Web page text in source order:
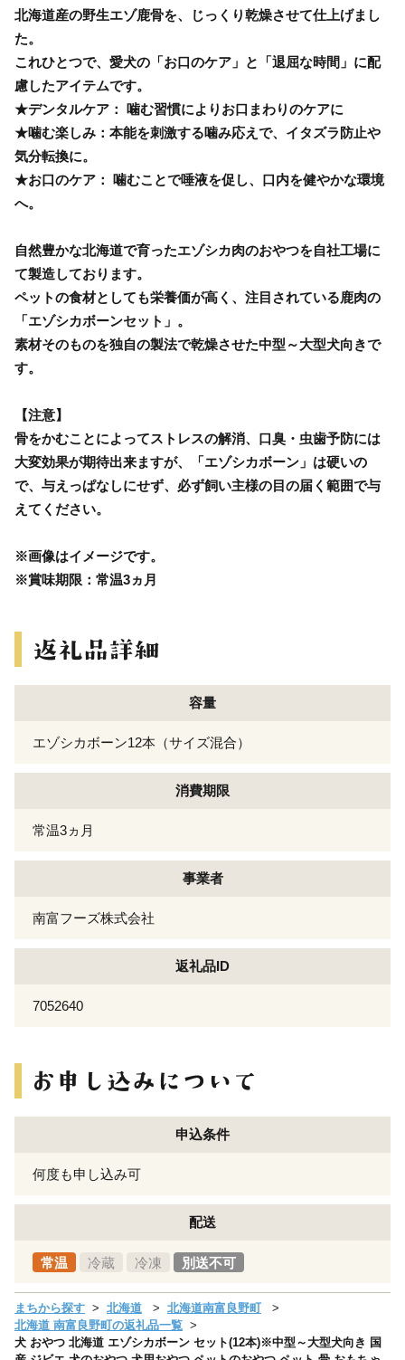
北海道産の野生エゾ鹿骨を、じっくり乾燥させて仕上げまし
た。
これひとつで、愛犬の「お口のケア」と「退屈な時間」に配
慮したアイテムです。
★デンタルケア： 噛む習慣によりお口まわりのケアに
★噛む楽しみ：本能を刺激する噛み応えで、イタズラ防止や
気分転換に。
★お口のケア： 噛むことで唾液を促し、口内を健やかな環境
へ。
自然豊かな北海道で育ったエゾシカ肉のおやつを自社工場に
て製造しております。
ペットの食材としても栄養価が高く、注目されている鹿肉の
「エゾシカボーンセット」。
素材そのものを独自の製法で乾燥させた中型～大型犬向きで
す。
【注意】
骨をかむことによってストレスの解消、口臭・虫歯予防には
大変効果が期待出来ますが、「エゾシカボーン」は硬いの
で、与えっぱなしにせず、必ず飼い主様の目の届く範囲で与
えてください。
※画像はイメージです。
※賞味期限：常温3ヵ月
容量
エゾシカボーン12本（サイズ混合）
消費期限
常温3ヵ月
事業者
南富フーズ株式会社
返礼品ID
7052640
申込条件
何度も申し込み可
配送
常温 冷蔵 冷凍 別送不可
まちから探す 北海道
北海道南富良野町
北海道 南富良野町の返礼品一覧
犬 おやつ 北海道 エゾシカボーン セット(12本)※中型～大型犬向き 国